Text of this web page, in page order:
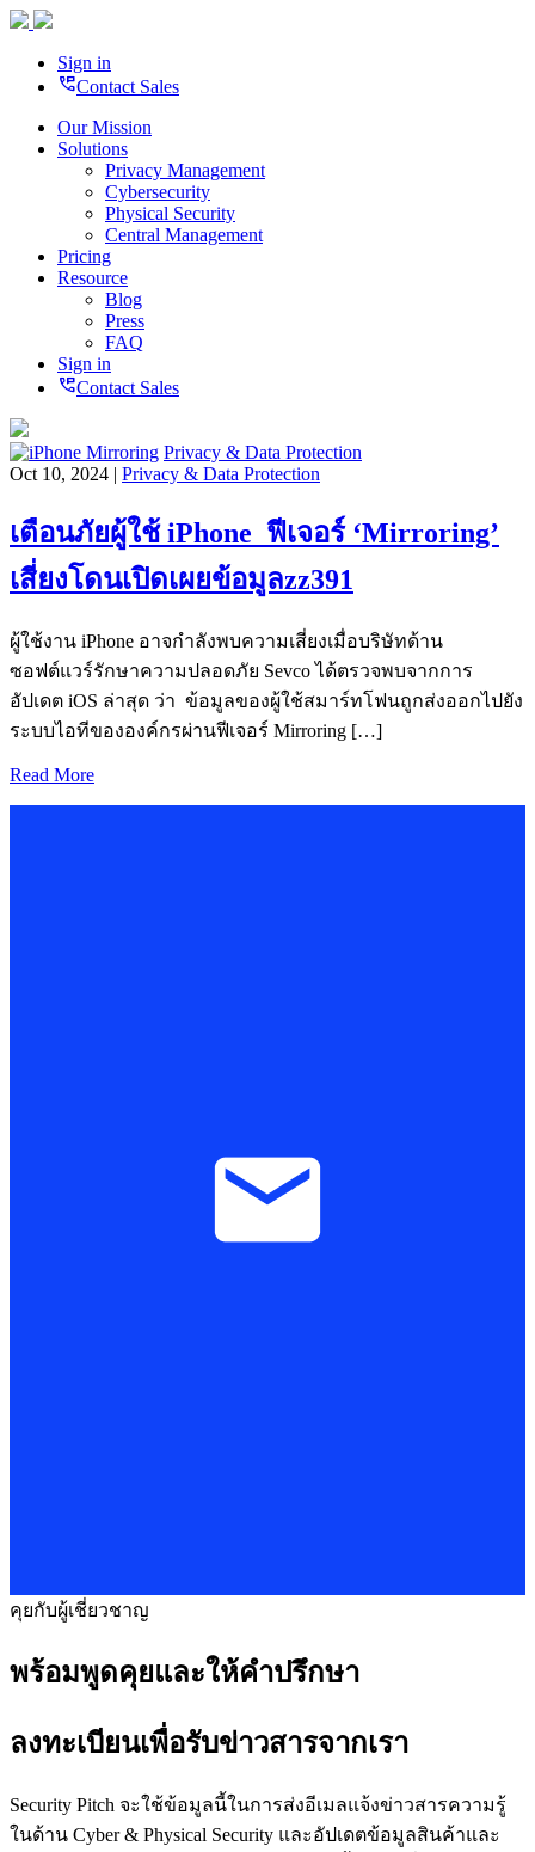
Sign in
perm_phone_msgContact Sales
Our Mission
Solutions
Privacy Management
Cybersecurity
Physical Security
Central Management
Pricing
Resource
Blog
Press
FAQ
Sign in
perm_phone_msgContact Sales
Privacy & Data Protection
Oct 10, 2024 | Privacy & Data Protection
เตือนภัยผู้ใช้ iPhone ฟีเจอร์ ‘Mirroring’
เสี่ยงโดนเปิดเผยข้อมูลzz391
ผู้ใช้งาน iPhone อาจกำลังพบความเสี่ยงเมื่อบริษัทด้าน
ซอฟต์แวร์รักษาความปลอดภัย Sevco ได้ตรวจพบจากการ
อัปเดต iOS ล่าสุด ว่า ข้อมูลของผู้ใช้สมาร์ทโฟนถูกส่งออกไปยัง
ระบบไอทีขององค์กรผ่านฟีเจอร์ Mirroring […]
Read More
คุยกับผู้เชี่ยวชาญ
พร้อมพูดคุยและให้คำปรึกษา
ลงทะเบียนเพื่อรับข่าวสารจากเรา
Security Pitch จะใช้ข้อมูลนี้ในการส่งอีเมลแจ้งข่าวสารความรู้
ในด้าน Cyber & Physical Security และอัปเดตข้อมูลสินค้าและ